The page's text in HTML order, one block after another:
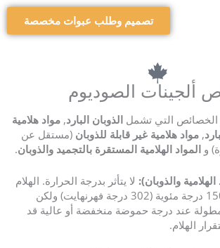
تصميم وطلب عبوات مخصصة
ألجينات الصوديوم
الخصائص التي تشمل الذوبان البارد, مواد هلامية
, مواد هلامية غير قابلة للذوبان (مستقل عن
و المواد الهلامية المستقرة بالتجميد والذوبان.
والذوبان): لا يتأثر بدرجة الحرارة. الهلام
مستقر حرارياً حتى 150 درجة مئوية (302 درجة فهرنهايت) ولكن
عند درجة حموضة منخفضة أو عالية قد
الهلام.